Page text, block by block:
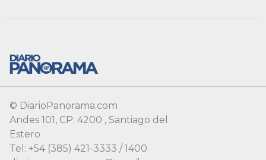
© DiarioPanorama.com
Andes 101, CP: 4200 , Santiago del
Estero
Tel: +54 (385) 421-3333 / 1400